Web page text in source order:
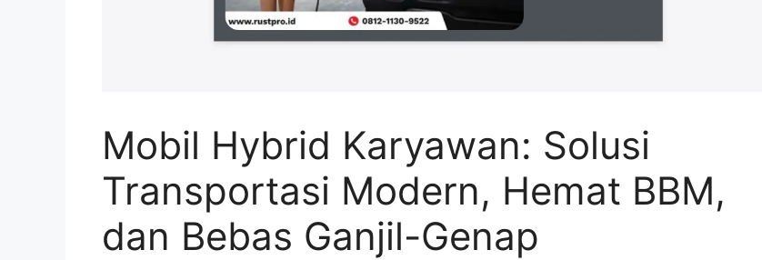
Mobil Hybrid Karyawan: Solusi
Transportasi Modern, Hemat BBM,
dan Bebas Ganjil-Genap